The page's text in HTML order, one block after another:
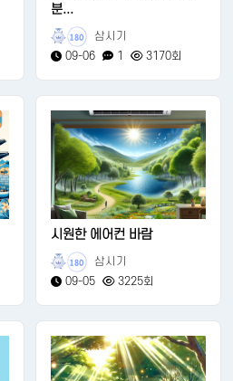
분...
180
삼시기
09-06
1 3170회
시원한 에어컨 바람
180
삼시기
09-05
3225회